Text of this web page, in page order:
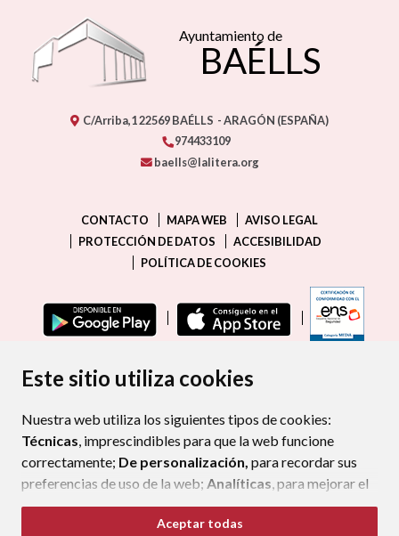
Este sitio utiliza cookies
Nuestra web utiliza los siguientes tipos de cookies:
Técnicas, imprescindibles para que la web funcione
correctamente; De personalización, para recordar sus
preferencias de uso de la web; Analíticas, para mejorar el
funcionamiento de la web y sus servicios.
Aceptar todas
Ayuntamiento de
BAÉLLS
C/Arriba,122569BAÉLLS - ARAGÓN (ESPAÑA)
974433109
baells@lalitera.org
CONTACTO MAPA WEB
AVISO LEGAL
PROTECCIÓN DE DATOS
ACCESIBILIDAD
POLÍTICA DE COOKIES